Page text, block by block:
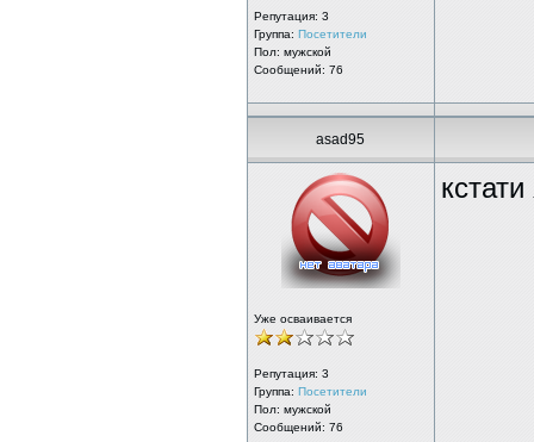
Репутация: 3
Группа: Посетители
Пол: мужской
Сообщений: 76
asad95
Уже осваивается
Репутация: 3
Группа: Посетители
Пол: мужской
Сообщений: 76